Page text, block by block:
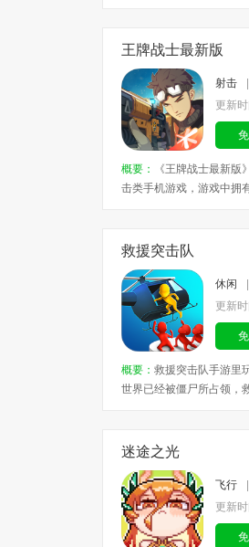
王牌战士最新版
射击
更新
概要：
《王牌战士最新
击类手机游戏，游戏中拥
救援突击队
休闲
更新
概要： 救援突击队手游里
世界已经被僵尸所占领，
迷途之光
飞行
更新